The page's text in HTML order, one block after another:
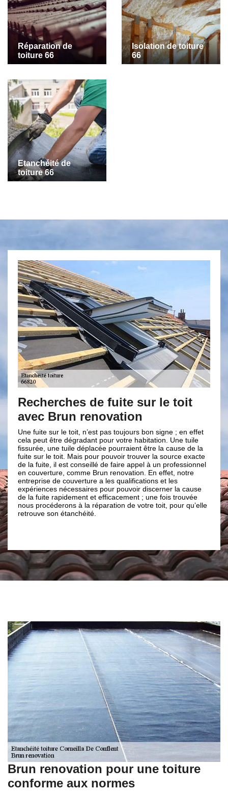
Réparation de
toiture 66
Isolation de toiture
66
Etanchéité de
toiture 66
Recherches de fuite sur le toit
avec Brun renovation
Une fuite sur le toit, n’est pas toujours bon signe ; en effet
cela peut être dégradant pour votre habitation. Une tuile
fissurée, une tuile déplacée pourraient être la cause de la
fuite sur le toit. Mais pour pouvoir trouver la source exacte
de la fuite, il est conseillé de faire appel à un professionnel
en couverture, comme Brun renovation. En effet, notre
entreprise de couverture a les qualifications et les
expériences nécessaires pour pouvoir discerner la cause
de la fuite rapidement et efficacement ; une fois trouvée
nous procéderons à la réparation de votre toit, pour qu’elle
retrouve son étanchéité.
De
Le fait
garantir la
donnée
Corneilla
étanchéité
dans tous
votre
tout cela
n’hésitez
Conflent
Brun renovation pour une toiture
conforme aux normes